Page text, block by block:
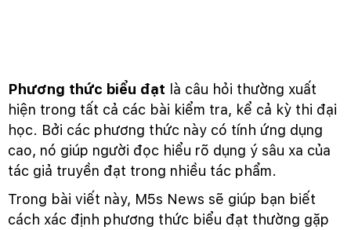
Phương thức biểu đạt là câu hỏi thường xuất
hiện trong tất cả các bài kiểm tra, kể cả kỳ thi đại
học. Bởi các phương thức này có tính ứng dụng
cao, nó giúp người đọc hiểu rõ dụng ý sâu xa của
tác giả truyền đạt trong nhiều tác phẩm.
Trong bài viết này, M5s News sẽ giúp bạn biết
cách xác định phương thức biểu đạt thường gặp